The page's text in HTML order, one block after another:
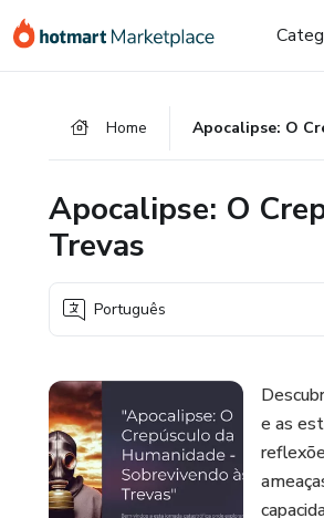
para
para
para
Home
Apocalipse: O
Trevas
Português
e as